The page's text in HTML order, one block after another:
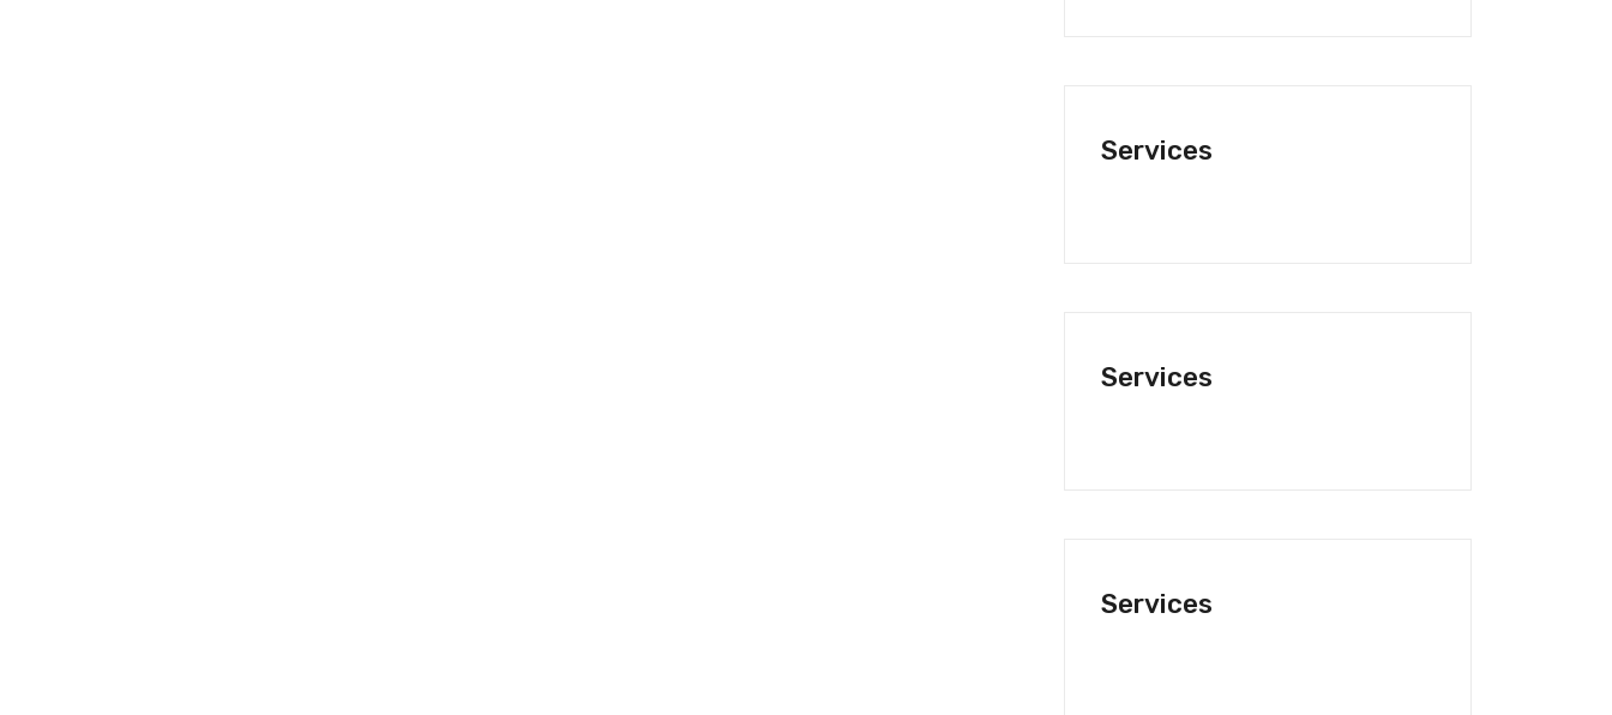
Services
Services
Services